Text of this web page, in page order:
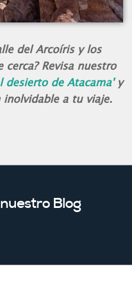
del Arcoíris y los
Revisa nuestro
desierto de Atacama' y
inolvidable a tu viaje.
Blog